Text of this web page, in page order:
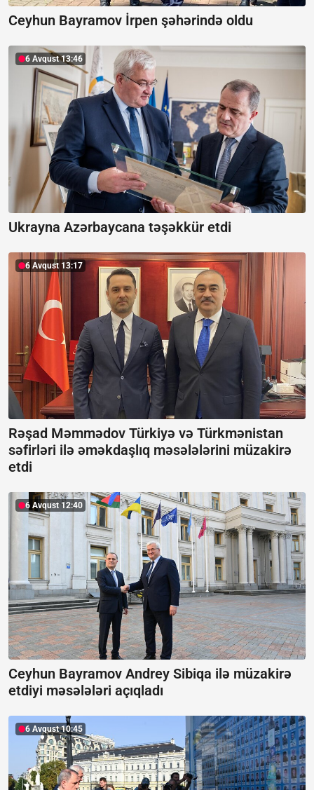
Ceyhun Bayramov İrpen şəhərində oldu
6 Avqust 13:46
Ukrayna Azərbaycana təşəkkür etdi
6 Avqust 13:17
Rəşad Məmmədov Türkiyə və Türkmənistan
səfirləri ilə əməkdaşlıq məsələlərini müzakirə
etdi
6 Avqust 12:40
Ceyhun Bayramov Andrey Sibiqa ilə müzakirə
etdiyi məsələləri açıqladı
6 Avqust 10:45